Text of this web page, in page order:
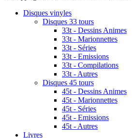
Disques vinyles
Disques 33 tours
33t - Dessins Animes
33t - Marionnettes
33t - Séries
33t - Emissions
33t - Compilations
33t - Autres
Disques 45 tours
45t - Dessins Animes
45t - Marionnettes
45t - Séries
45t - Emissions
45t - Autres
Livres